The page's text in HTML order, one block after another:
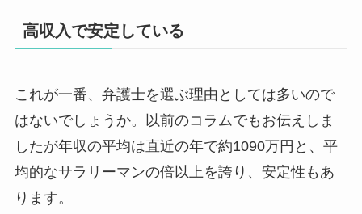
高収入で安定している
これが一番、弁護士を選ぶ理由としては多いので
はないでしょうか。以前のコラムでもお伝えしま
したが年収の平均は直近の年で約1090万円と、平
均的なサラリーマンの倍以上を誇り、安定性もあ
ります。